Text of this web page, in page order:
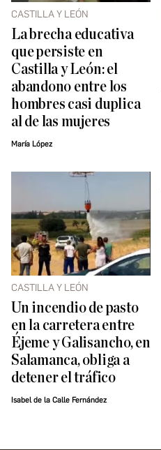
CASTILLA Y LEÓN
La brecha educativa
que persiste en
Castilla y León: el
abandono entre los
hombres casi duplica
al de las mujeres
María López
CASTILLA Y LEÓN
Un incendio de pasto
en la carretera entre
Éjeme y Galisancho, en
Salamanca, obliga a
detener el tráfico
Isabel de la Calle Fernández